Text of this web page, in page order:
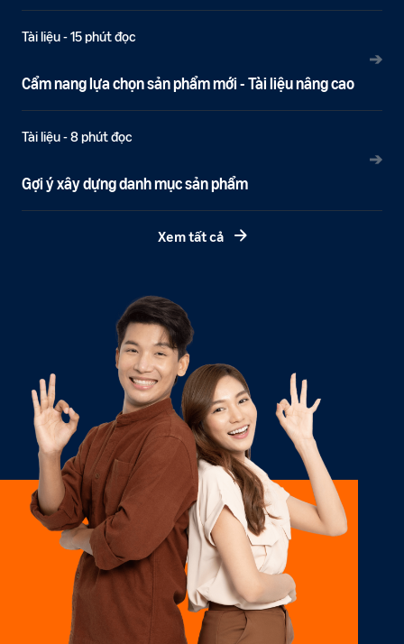
Tài liệu - 15 phút đọc
➔
Cẩm nang lựa chọn sản phẩm mới - Tài liệu nâng cao
Tài liệu - 8 phút đọc
➔
Gợi ý xây dựng danh mục sản phẩm
Xem tất cả